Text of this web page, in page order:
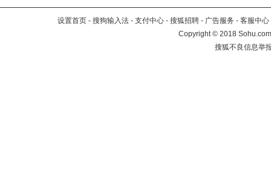
设置首页 - 搜狗输入法 - 支付中心 - 搜狐招聘 - 广告服务 - 客服中心
Copyright©2018
搜狐不良信息举